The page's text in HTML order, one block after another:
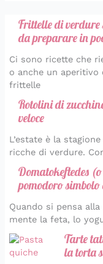
Frittelle di verdure
da preparare in
Ci sono ricette che
o anche un
frittelle
Rotolini di
veloce
L’estate è la
ricche di verdure.
Domatokeftedes
pomodoro
Quando si pensa
mente la feta, lo
Tarte
la torta